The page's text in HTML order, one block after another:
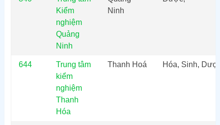
Kiểm
nghiệm
Quảng
Ninh
Ninh
644
Trung tâm
kiểm
nghiệm
Thanh
Hóa
Thanh Hoá Hóa, Sinh,